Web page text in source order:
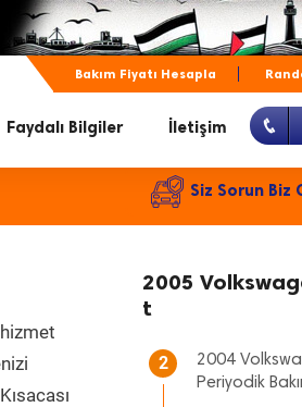
Bakım Fiyatı Hesapla
Faydalı Bilgiler İletişim
Siz Sorun Biz
2005
t
2
2004
Periyodik